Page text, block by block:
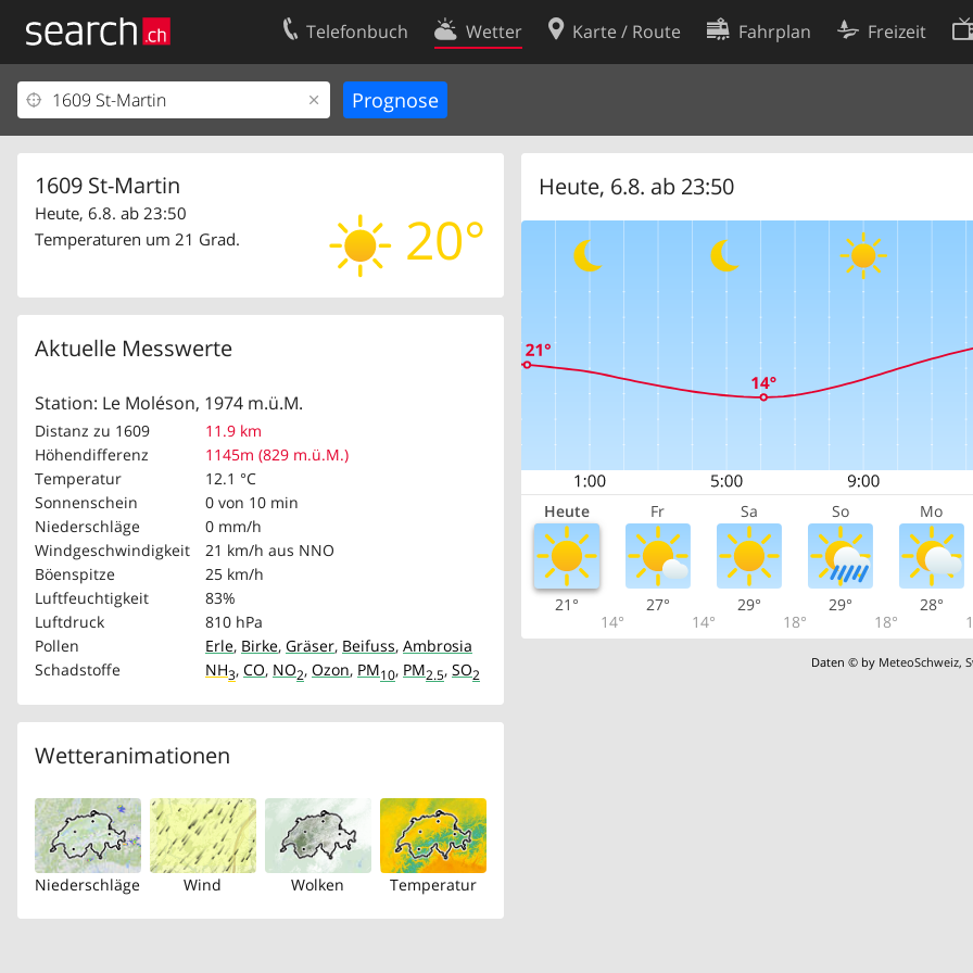
Telefonbuch Wetter Karte / Route Fahrplan Freizeit
1609 St-Martin
20°
Heute, 6.8. ab 23:50
Temperaturen um 21 Grad.
Aktuelle Messwerte
Station: Le Moléson, 1974 m.ü.M.
Distanz zu 1609
11.9 km
Höhendifferenz
1145m (829 m.ü.M.)
Temperatur
12.1 °C
Sonnenschein
0 von 10 min
Niederschläge
0 mm/h
Windgeschwindigkeit
21 km/h aus NNO
Böenspitze
25 km/h
Luftfeuchtigkeit
83%
Luftdruck
810 hPa
Pollen
Erle, Birke, Gräser, Beifuss, Ambrosia
Schadstoffe
NH3, CO, NO2, Ozon, PM10, PM2.5, SO2
Wetteranimationen
Niederschläge Wind Wolken Temperatur
Heute, 6.8. ab 23:50
Heute Fr Sa So Mo
21°
14°
27°
14°
29°
18°
29°
18°
28°
Daten © by MeteoSchweiz,
Ihr Eintrag
Kundencenter Geschäftskunden
Kontakt
Nutzungsbedingungen
Cookie-Einstellungen